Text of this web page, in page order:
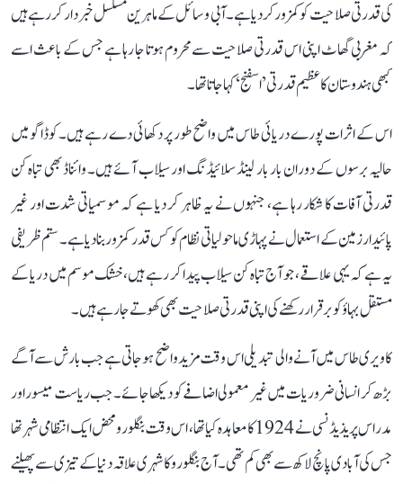
کی قدرتی صلاحیت کو کمزور کر دیا ہے۔ آبی وسائل کے ماہرین مسلسل خبردار کر رہے ہیں
کہ مغربی گھاٹ اپنی اس قدرتی صلاحیت سے محروم ہوتا جا رہا ہے جس کے باعث اسے
کبھی ہندوستان کا عظیم قدرتی ’اسفنج‘ کہا جاتا تھا۔
اس کے اثرات پورے دریائی طاس میں واضح طور پر دکھائی دے رہے ہیں۔ کوڈاگو میں
حالیہ برسوں کے دوران بار بار لینڈ سلائیڈنگ اور سیلاب آئے ہیں۔ وائناڈ بھی تباہ کن
قدرتی آفات کا شکار رہا ہے، جنہوں نے یہ ظاہر کر دیا ہے کہ موسمیاتی شدت اور غیر
پائیدار زمین کے استعمال نے پہاڑی ماحولیاتی نظام کو کس قدر کمزور بنا دیا ہے۔ ستم ظریفی
یہ ہے کہ یہی علاقے، جو آج تباہ کن سیلاب پیدا کر رہے ہیں، خشک موسم میں دریا کے
مستقل بہاؤ کو برقرار رکھنے کی اپنی قدرتی صلاحیت بھی کھوتے جا رہے ہیں۔
کاویری طاس میں آنے والی تبدیلی اس وقت مزید واضح ہو جاتی ہے جب بارش سے آگے
بڑھ کر انسانی ضروریات میں غیر معمولی اضافے کو دیکھا جائے۔ جب ریاست میسور اور
مدراس پریذیڈنسی نے 1924 کا معاہدہ کیا تھا، اس وقت بنگلورو محض ایک انتظامی شہر تھا
جس کی آبادی پانچ لاکھ سے بھی کم تھی۔ آج بنگلورو کا شہری علاقہ دنیا کے تیزی سے پھیلنے